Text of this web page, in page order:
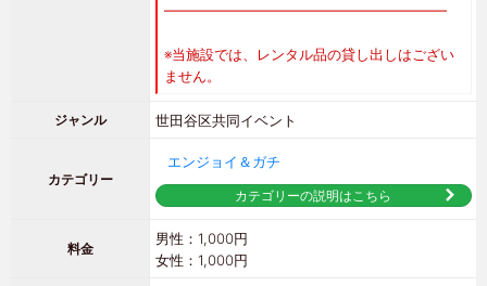
━━━━━━━━━━━━━━━━━━━━
※当施設では、レンタル品の貸し出しはござい
ません。
ジャンル 世田谷区共同イベント
カテゴリー
エンジョイ＆ガチ
カテゴリーの説明はこちら
料金
男性：1,000円
女性：1,000円